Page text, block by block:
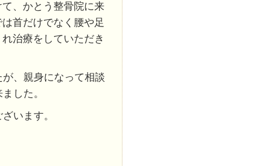
、かとう整骨院に来
首だけでなく腰や足
治療をしていただき
、親身になって相談
した。
います。